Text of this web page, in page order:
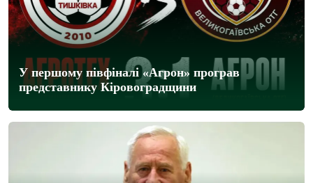
У першому півфіналі «Агрон» програв
представнику Кіровоградщини